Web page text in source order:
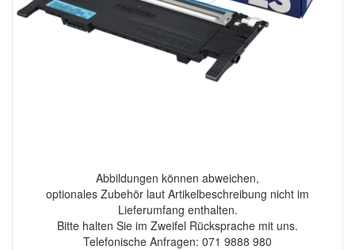
Abbildungen können abweichen,
optionales Zubehör laut Artikelbeschreibung nicht im
Lieferumfang enthalten.
Bitte halten Sie im Zweifel Rücksprache mit uns.
Telefonische Anfragen: 071 9888 980